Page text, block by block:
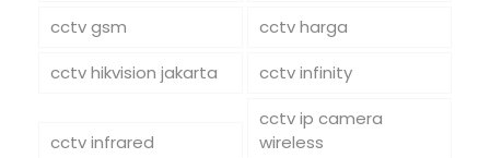
cctv gsm
cctv harga
cctv hikvision jakarta
cctv infinity
cctv infrared
cctv ip camera
wireless